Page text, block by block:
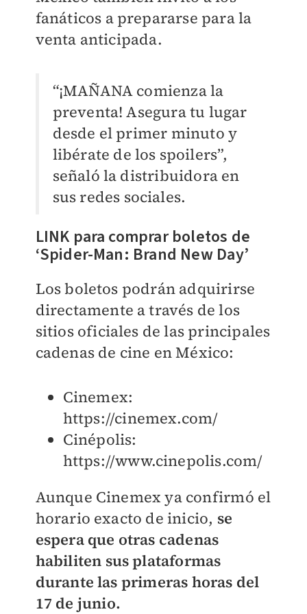
fanáticos a prepararse para la
venta anticipada.
“¡MAÑANA comienza la
preventa! Asegura tu lugar
desde el primer minuto y
libérate de los spoilers”,
señaló la distribuidora en
sus redes sociales.
LINK para comprar boletos de
‘Spider-Man: Brand New Day’
Los boletos podrán adquirirse
directamente a través de los
sitios oficiales de las principales
cadenas de cine en México:
Cinemex:
https://cinemex.com/
Cinépolis:
https://www.cinepolis.com/
Aunque Cinemex ya confirmó el
horario exacto de inicio, se
espera que otras cadenas
habiliten sus plataformas
durante las primeras horas del
17 de junio.